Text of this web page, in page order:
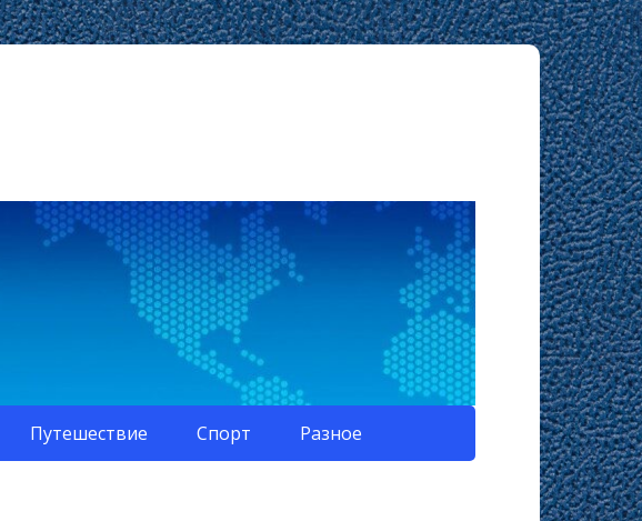
Путешествие Спорт Разное